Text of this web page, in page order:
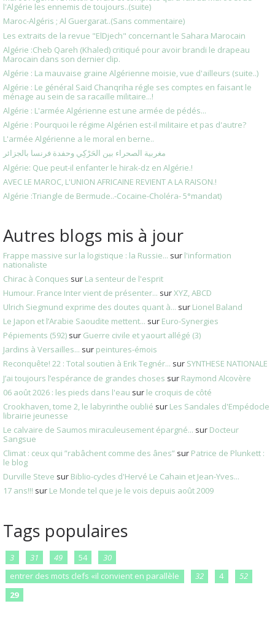
l'Algérie les ennemis de toujours..(suite)
Maroc-Algéris ; Al Guergarat..(Sans commentaire)
Les extraits de la revue "ElDjech" concernant le Sahara Marocain
Algérie :Cheb Qareh (Khaled) critiqué pour avoir brandi le drapeau
Marocain dans son dernier clip.
Algérie : La mauvaise graine Algérienne moisie, vue d'ailleurs (suite..)
Algérie : Le général Said Chanqriha régle ses comptes en faisant le
ménage au sein de sa racaille militaire...!
Algérie : L'armée Algérienne est une armée de pédés...
Algérie : Pourquoi le régime Algérien est-il militaire et pas d'autre?
L'armée Algérienne a le moral en berne..
مغربية الصحراء بين الحَرْكِي وحفدة فرنسا بالجزائر
Algérie: Que peut-il enfanter le hirak-dz en Algérie.!
AVEC LE MAROC, L'UNION AFRICAINE REVIENT A LA RAISON.!
Algérie :Triangle de Bermude..-Cocaine-Choléra- 5°mandat)
Autres blogs mis à jour
Frappe massive sur la logistique : la Russie... sur l'information
nationaliste
Chirac à Conques sur La senteur de l'esprit
Humour. France Inter vient de présenter... surXYZ, ABCD
Ulrich Siegmund exprime des doutes quant à... sur Lionel Baland
Le Japon et l’Arabie Saoudite mettent... sur Euro-Synergies
Pépiements (592) sur Guerre civile et yaourt allégé (3)
Jardins à Versailles... sur peintures-émois
Reconquête! 22 : Total soutien à Erik Tegnér... sur SYNTHESE NATIONALE
J’ai toujours l’espérance de grandes choses sur Raymond Alcovère
06 août 2026 : les pieds dans l'eau sur le croquis de côté
Crookhaven, tome 2, le labyrinthe oublié sur Les Sandales d'Empédocle
librairie jeunesse
Le calvaire de Saumos miraculeusement épargné... sur Docteur
Sangsue
Climat : ceux qui ”rabâchent comme des ânes” sur Patrice de Plunkett :
le blog
Durville Steve sur Biblio-cycles d'Hervé Le Cahain et Jean-Yves...
17 ans!!! sur Le Monde tel que je le vois depuis août 2009
Tags populaires
3 31 49 54
30
entrer des mots clefs «il convient en parallèle
32 4
52
29